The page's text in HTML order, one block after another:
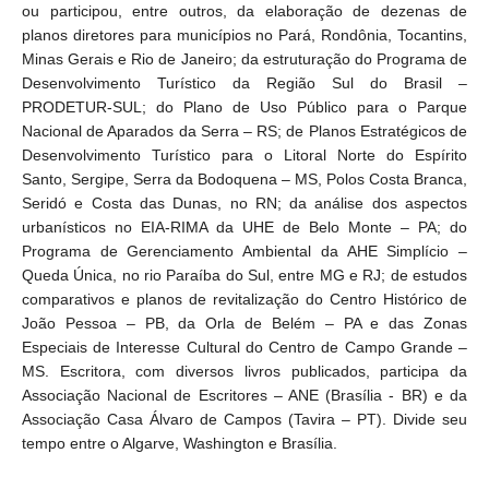
ou participou, entre outros, da elaboração de dezenas de
planos diretores para municípios no Pará, Rondônia, Tocantins,
Minas Gerais e Rio de Janeiro; da estruturação do Programa de
Desenvolvimento Turístico da Região Sul do Brasil –
PRODETUR-SUL; do Plano de Uso Público para o Parque
Nacional de Aparados da Serra – RS; de Planos Estratégicos de
Desenvolvimento Turístico para o Litoral Norte do Espírito
Santo, Sergipe, Serra da Bodoquena – MS, Polos Costa Branca,
Seridó e Costa das Dunas, no RN; da análise dos aspectos
urbanísticos no EIA-RIMA da UHE de Belo Monte – PA; do
Programa de Gerenciamento Ambiental da AHE Simplício –
Queda Única, no rio Paraíba do Sul, entre MG e RJ; de estudos
comparativos e planos de revitalização do Centro Histórico de
João Pessoa – PB, da Orla de Belém – PA e das Zonas
Especiais de Interesse Cultural do Centro de Campo Grande –
MS. Escritora, com diversos livros publicados, participa da
Associação Nacional de Escritores – ANE (Brasília - BR) e da
Associação Casa Álvaro de Campos (Tavira – PT). Divide seu
tempo entre o Algarve, Washington e Brasília.